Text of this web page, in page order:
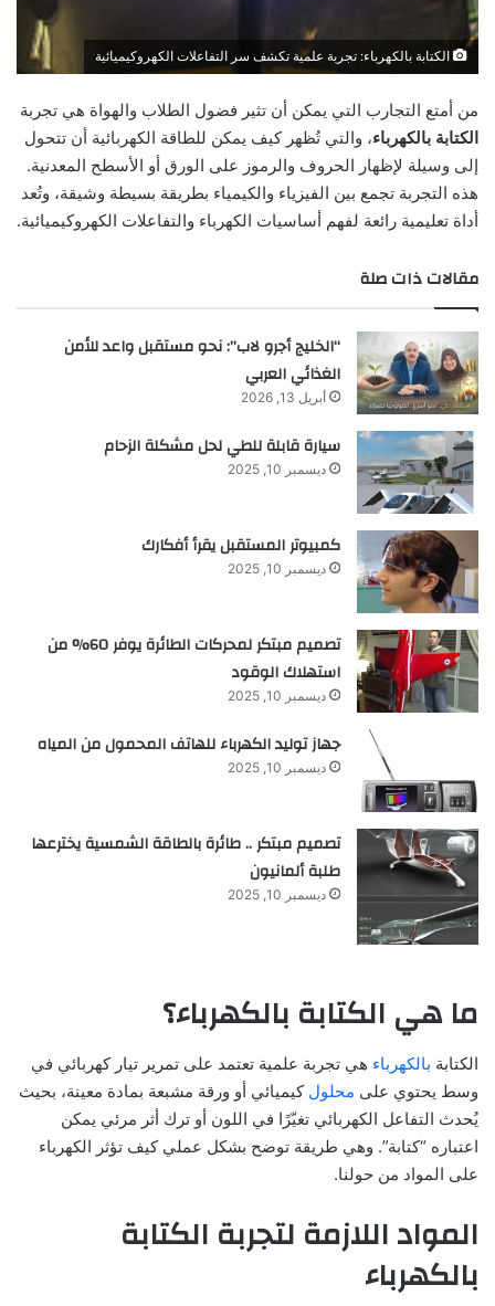
الكتابة بالكهرباء: تجربة علمية تكشف سر التفاعلات الكهروكيميائية
من أمتع التجارب التي يمكن أن تثير فضول الطلاب والهواة هي تجربة
الكتابة بالكهرباء، والتي تُظهر كيف يمكن للطاقة الكهربائية أن تتحول
إلى وسيلة لإظهار الحروف والرموز على الورق أو الأسطح المعدنية.
هذه التجربة تجمع بين الفيزياء والكيمياء بطريقة بسيطة وشيقة، وتُعد
أداة تعليمية رائعة لفهم أساسيات الكهرباء والتفاعلات الكهروكيميائية.
مقالات ذات صلة
“الخليج أجرو لاب”: نحو مستقبل واعد للأمن
الغذائي العربي
أبريل 13, 2026
سيارة قابلة للطي لحل مشكلة الزحام
ديسمبر 10, 2025
كمبيوتر المستقبل يقرأ أفكارك
ديسمبر 10, 2025
تصميم مبتكر لمحركات الطائرة يوفر 60% من
استهلاك الوقود
ديسمبر 10, 2025
جهاز توليد الكهرباء للهاتف المحمول من المياه
ديسمبر 10, 2025
تصميم مبتكر .. طائرة بالطاقة الشمسية يخترعها
طلبة ألمانيون
ديسمبر 10, 2025
ما هي الكتابة بالكهرباء؟
الكتابة بالكهرباء هي تجربة علمية تعتمد على تمرير تيار كهربائي في
وسط يحتوي على محلول كيميائي أو ورقة مشبعة بمادة معينة، بحيث
يُحدث التفاعل الكهربائي تغيّرًا في اللون أو ترك أثر مرئي يمكن
اعتباره “كتابة”. وهي طريقة توضح بشكل عملي كيف تؤثر الكهرباء
على المواد من حولنا.
المواد اللازمة لتجربة الكتابة
بالكهرباء